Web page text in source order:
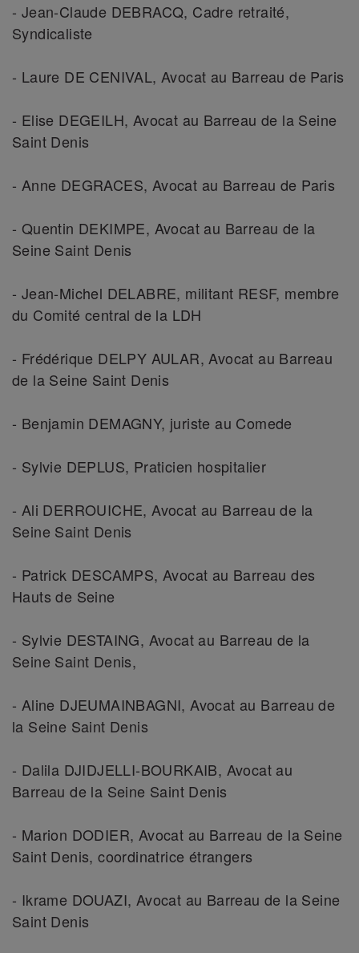
- Jean-Claude DEBRACQ, Cadre retraité,
Syndicaliste
- Laure DE CENIVAL, Avocat au Barreau de Paris
- Elise DEGEILH, Avocat au Barreau de la Seine
Saint Denis
- Anne DEGRACES, Avocat au Barreau de Paris
- Quentin DEKIMPE, Avocat au Barreau de la
Seine Saint Denis
- Jean-Michel DELABRE, militant RESF, membre
du Comité central de la LDH
- Frédérique DELPY AULAR, Avocat au Barreau
de la Seine Saint Denis
- Benjamin DEMAGNY, juriste au Comede
- Sylvie DEPLUS, Praticien hospitalier
- Ali DERROUICHE, Avocat au Barreau de la
Seine Saint Denis
- Patrick DESCAMPS, Avocat au Barreau des
Hauts de Seine
- Sylvie DESTAING, Avocat au Barreau de la
Seine Saint Denis,
- Aline DJEUMAINBAGNI, Avocat au Barreau de
la Seine Saint Denis
- Dalila DJIDJELLI-BOURKAIB, Avocat au
Barreau de la Seine Saint Denis
- Marion DODIER, Avocat au Barreau de la Seine
Saint Denis, coordinatrice étrangers
- Ikrame DOUAZI, Avocat au Barreau de la Seine
Saint Denis